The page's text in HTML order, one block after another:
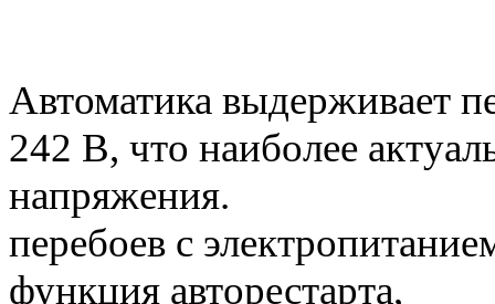
Автоматика выдерживает
242 В, что наиболее
напряжения.
перебоев с
функция авторестарта,